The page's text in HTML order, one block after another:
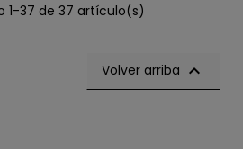
1-37 de 37 artículo(s)
Volver arriba 